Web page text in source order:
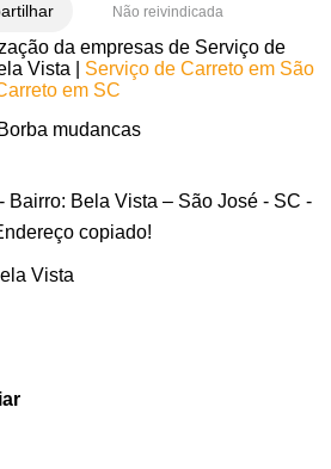
Não reivindicada
da empresas de Serviço de
Vista | Serviço de Carreto em São
em SC
mudancas
Bairro: Bela Vista – São José - SC -
copiado!
Vista